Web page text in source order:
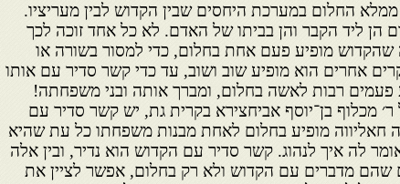
ממלא החלום במערכת היחסים שבין הקדוש לבין מעריציו.
הן ליד הקבר והן בביתו של האדם. לא כל אחד זוכה לכך
שהקדוש מופיע פעם אחת בחלום, כדי למסור בשורה או
אחרים הוא מופיע שוב ושוב, עד כדי קשר סדיר עם אותו
פעמים רבות לאשה בחלום, ומברך אותה ובני משפחתה!
מכלוף בן־יוסף אביחצירא בקרית גת, יש קשר סדיר עם
חאליווה מופיע בחלום לאחת מבנות משפחתו כל עת שהיא
לה איך לנהוג. קשר סדיר עם הקדוש הוא נדיר, ובין אלה
שהם מדברים עם הקדוש ולא רק בחלום, אפשר לציין את